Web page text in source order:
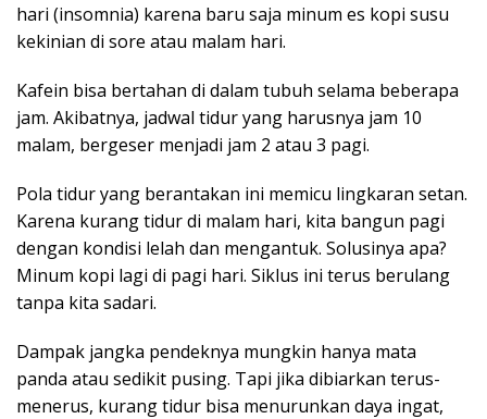
hari (insomnia) karena baru saja minum es kopi susu
kekinian di sore atau malam hari.
Kafein bisa bertahan di dalam tubuh selama beberapa
jam. Akibatnya, jadwal tidur yang harusnya jam 10
malam, bergeser menjadi jam 2 atau 3 pagi.
Pola tidur yang berantakan ini memicu lingkaran setan.
Karena kurang tidur di malam hari, kita bangun pagi
dengan kondisi lelah dan mengantuk. Solusinya apa?
Minum kopi lagi di pagi hari. Siklus ini terus berulang
tanpa kita sadari.
Dampak jangka pendeknya mungkin hanya mata
panda atau sedikit pusing. Tapi jika dibiarkan terus-
menerus, kurang tidur bisa menurunkan daya ingat,